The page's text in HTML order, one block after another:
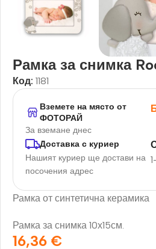
Рамка за снимка
Код: 1181
Вземете на място от
ФОТОРАЙ
За вземане днес
Доставка с куриер
Нашият куриер ще достави на
посочения адрес
Рамка от синтетична керамика
Рамка за снимка 10х15см.
16,36 €